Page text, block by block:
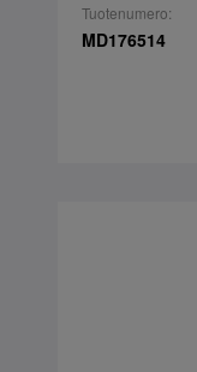
Tuotenumero:
MD176514